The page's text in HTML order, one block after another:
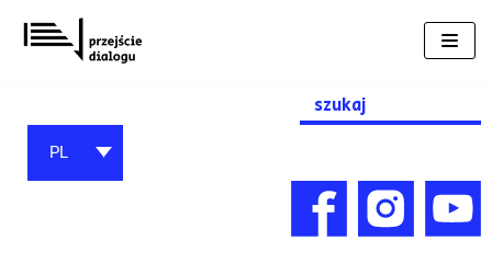
Przejdź
do
Search
for:
PL